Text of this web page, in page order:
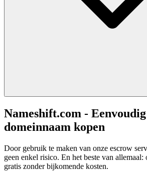
Nameshift.com -
domeinnaam kopen
Door gebruik te maken van onze escrow
geen enkel risico. En het beste van allemaal:
gratis zonder bijkomende kosten.